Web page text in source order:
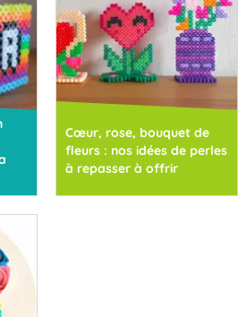
Cœur, rose, bouquet de
fleurs : nos idées de perles
à repasser à offrir